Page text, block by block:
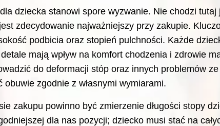
dziecka stanowi spore wyzwanie. Nie chodzi tutaj
zdecydowanie najważniejszy przy zakupie.
podbicia oraz stopień pulchności. Każde
mają wpływ na komfort chodzenia i zdrowie
do deformacji stóp oraz innych problemów
zgodnie z własnymi wymiarami.
zakupu powinno być zmierzenie długości stopy
dla nas pozycji; dziecko musi stać na